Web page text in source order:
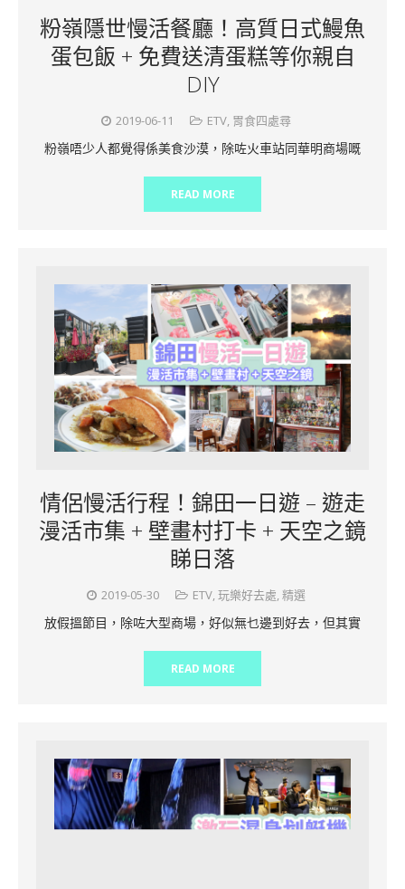
粉嶺隱世慢活餐廳！高質日式鰻魚
蛋包飯 + 免費送清蛋糕等你親自
DIY
2019-06-11 ETV, 胃食四處尋
粉嶺唔少人都覺得係美食沙漠，除咗火車站同華明商場嘅
READ MORE
情侶慢活行程！錦田一日遊 – 遊走
漫活市集 + 壁畫村打卡 + 天空之鏡
睇日落
2019-05-30 ETV, 玩樂好去處 精選
放假搵節目，除咗大型商場，好似無乜邊到好去，但其實
READ MORE